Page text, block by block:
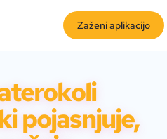
Zaženi aplikacijo
pojasnjuje,